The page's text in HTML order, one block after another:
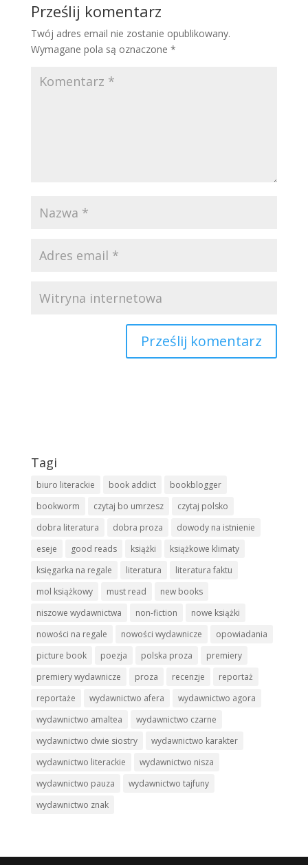
Prześlij komentarz
Twój adres email nie zostanie opublikowany.
Wymagane pola są oznaczone *
Tagi
biuro literackie book addict
bookblogger
bookworm
czytaj bo umrzesz
czytaj polsko
dobra literatura
dobra proza
dowody na istnienie
eseje
good reads książki
książkowe klimaty
księgarka na regale
literatura
literatura faktu
mol książkowy
must read
new books
niszowe wydawnictwa
non-fiction
nowe książki
nowości na regale
nowości wydawnicze
opowiadania
picture book
poezja polska proza
premiery
premiery wydawnicze
proza recenzje
reportaż
reportaże
wydawnictwo afera
wydawnictwo agora
wydawnictwo amaltea
wydawnictwo czarne
wydawnictwo dwie siostry
wydawnictwo karakter
wydawnictwo literackie
wydawnictwo nisza
wydawnictwo pauza
wydawnictwo tajfuny
wydawnictwo znak